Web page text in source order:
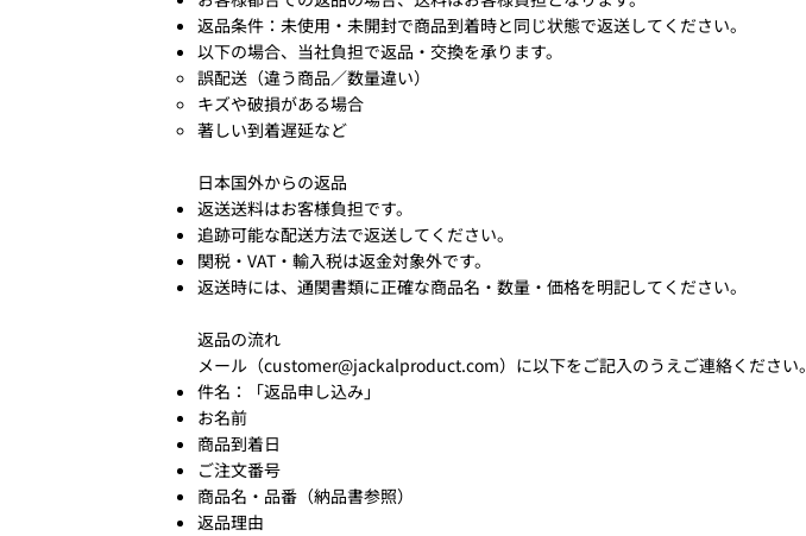
返品条件：未使用・未開封で商品到着時と同じ状態で返送してください。
​以下の場合、当社負担で返品・交換を承ります。
誤配送（違う商品／数量違い）
キズや破損がある場合
著しい到着遅延など
日本国外からの返品​
返送送料はお客様負担です。
追跡可能な配送方法で返送してください。
関税・VAT・輸入税は返金対象外です。
返送時には、通関書類に正確な商品名・数量・価格を明記してください。
返品の流れ
メール（customer@jackalproduct.com）に以下をご記入のうえご連絡ください。
件名：「返品申し込み」
お名前
商品到着日
ご注文番号
商品名・品番（納品書参照）
返品理由